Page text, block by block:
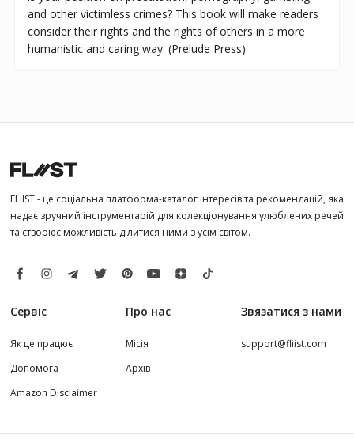
and other victimless crimes? This book will make readers
consider their rights and the rights of others in a more
humanistic and caring way. (Prelude Press)
FLIIST - це соціальна платформа-каталог інтересів та рекомендацій, яка
надає зручний інструментарій для колекціонування улюблених речей
та створює можливість ділитися ними з усім світом.
Сервіс
Як це працює
Допомога
Amazon Disclaimer
Про нас
Місія
Архів
Звязатися з нами
support@fliist.com